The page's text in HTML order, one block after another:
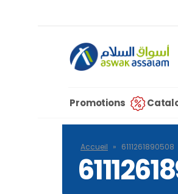
Promotions
Accueil » 6111261890508